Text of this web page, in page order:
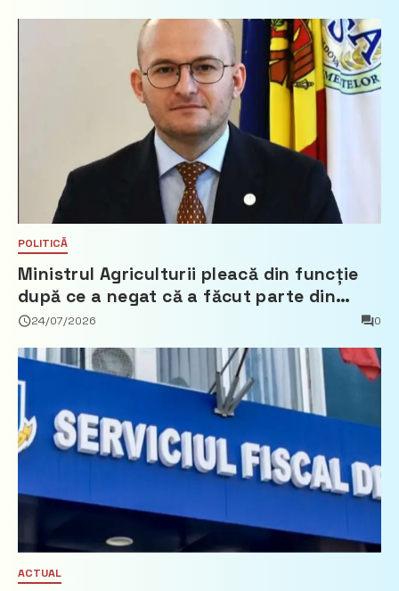
POLITICĂ
Ministrul Agriculturii pleacă din funcție
după ce a negat că a făcut parte din
Partidul Democrat
24/07/2026 0
ACTUAL